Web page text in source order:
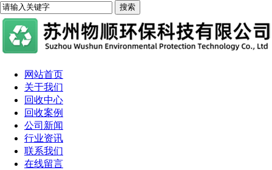
网站首页
关于我们
回收中心
回收案例
公司新闻
行业资讯
联系我们
在线留言